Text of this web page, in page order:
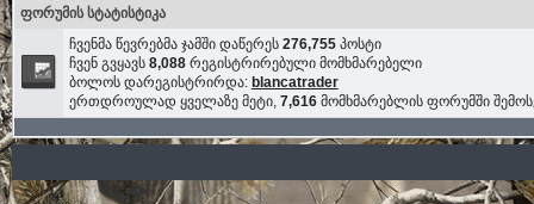
ფორუმის სტატისტიკა
ჩვენმა წევრებმა ჯამში დაწერეს 276,755პოსტი
ჩვენ გვყავს 8,088რეგისტრირებული მომხმარებელი
ბოლოს დარეგისტრირდა: blancatrader
ერთდროულად ყველაზე მეტი, 7,616მომხმარებლის ფორუმში